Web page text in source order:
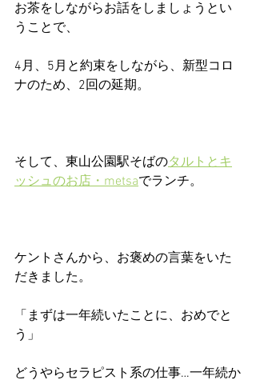
お茶をしながらお話をしましょうとい
うことで、
4月、5月と約束をしながら、新型コロ
ナのため、2回の延期。
そして、東山公園駅そばのタルトとキ
ッシュのお店・metsaでランチ。
ケントさんから、お褒めの言葉をいた
だきました。
「まずは一年続いたことに、おめでと
う」
どうやらセラピスト系の仕事…一年続か